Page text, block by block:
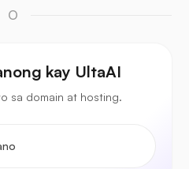
O
kay UltaAI
sa domain at hosting.